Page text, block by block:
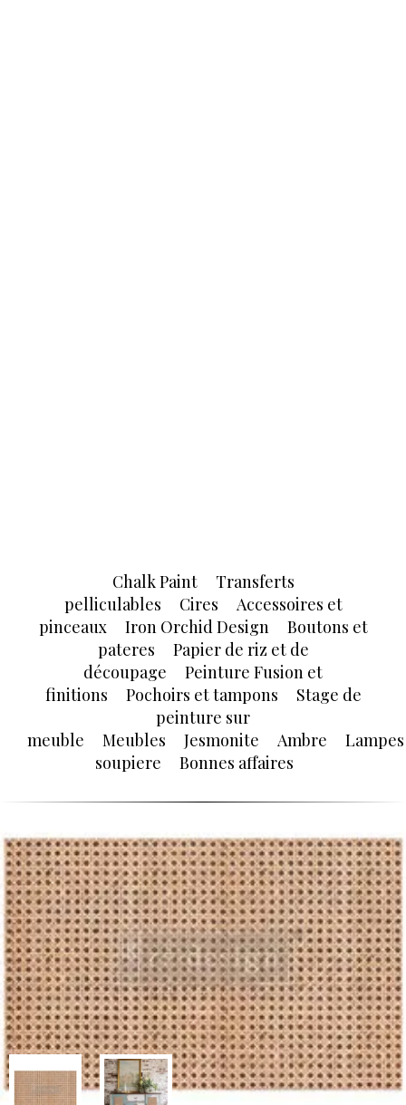
Chalk Paint
Transferts
pelliculables
Cires
Accessoires et
pinceaux
Iron Orchid Design
Boutons et
pateres
Papier de riz et de
découpage
Peinture Fusion et
finitions
Pochoirs et tampons
Stage de
peinture sur
meuble
Meubles Jesmonite Ambre
Lampes
soupiere
Bonnes affaires